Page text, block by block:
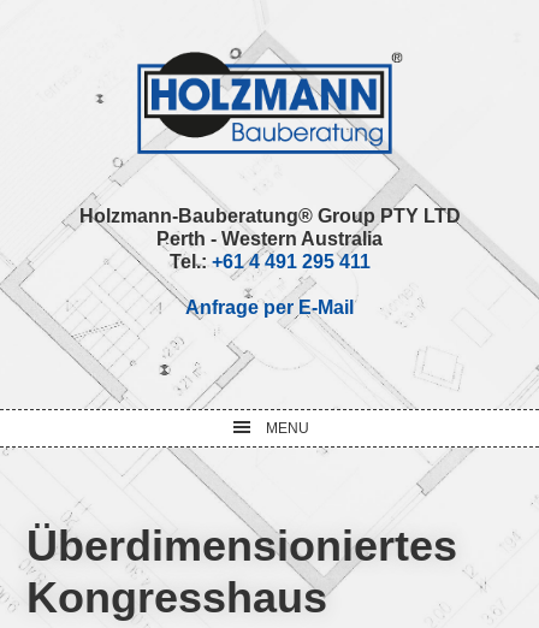
Holzmann-Bauberatung® Group PTY LTD
Perth - Western Australia
Tel.: +61 4 491 295 411
Anfrage per E-Mail
MENU
Überdimensioniertes
Kongresshaus